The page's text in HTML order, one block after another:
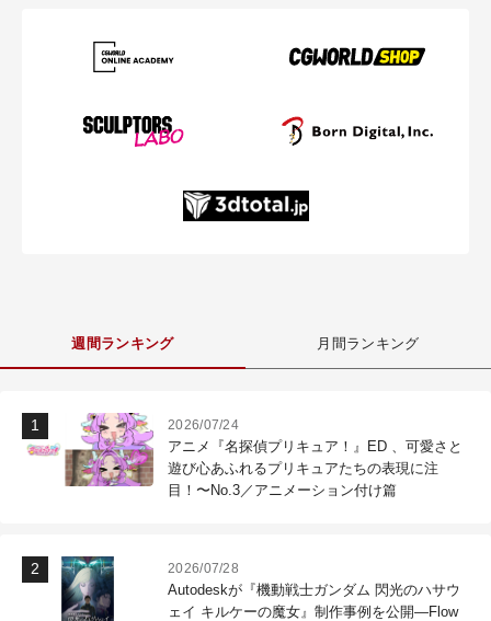
週間ランキング 月間ランキング
2026/07/24
アニメ『名探偵プリキュア！』ED 、可愛さと
遊び心あふれるプリキュアたちの表現に注
目！〜No.3／アニメーション付け篇
2026/07/28
Autodeskが『機動戦士ガンダム 閃光のハサウ
ェイ キルケーの魔女』制作事例を公開―Flow